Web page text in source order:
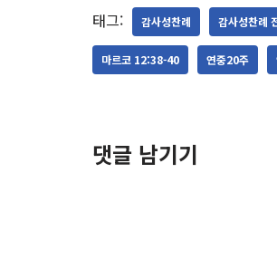
태그: 감사성찬례 감사성찬례
마르코 12:38-40 연중20주
댓글 남기기